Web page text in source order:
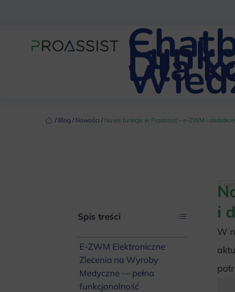
Dla
‏‏‎ ‎/‏‏‎ ‎ Blog ‏‏‎ ‎/‏‏‎ ‎ Nowości ‏‏‎ ‎/‏‏‎ ‎ Nowe funkcje w Proassist – e-ZWM i
Spis treści
E-ZWM Elektroniczne
Zlecenia na Wyroby
Medyczne — pełna
funkcjonalność
7
i
W